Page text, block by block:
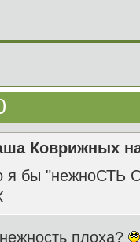
Коврижных
я бы "нежноСТЬ
плоха?